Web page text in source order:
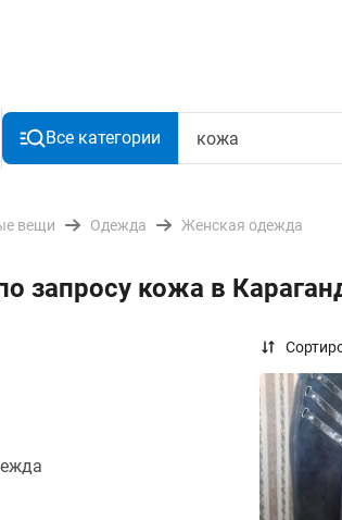
Все категории
вещи Одежда Женская одежда
запросу кожа в